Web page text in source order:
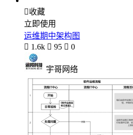
收藏
立即使用
运维期中架构图
 1.6k  95  0
宇哥网络